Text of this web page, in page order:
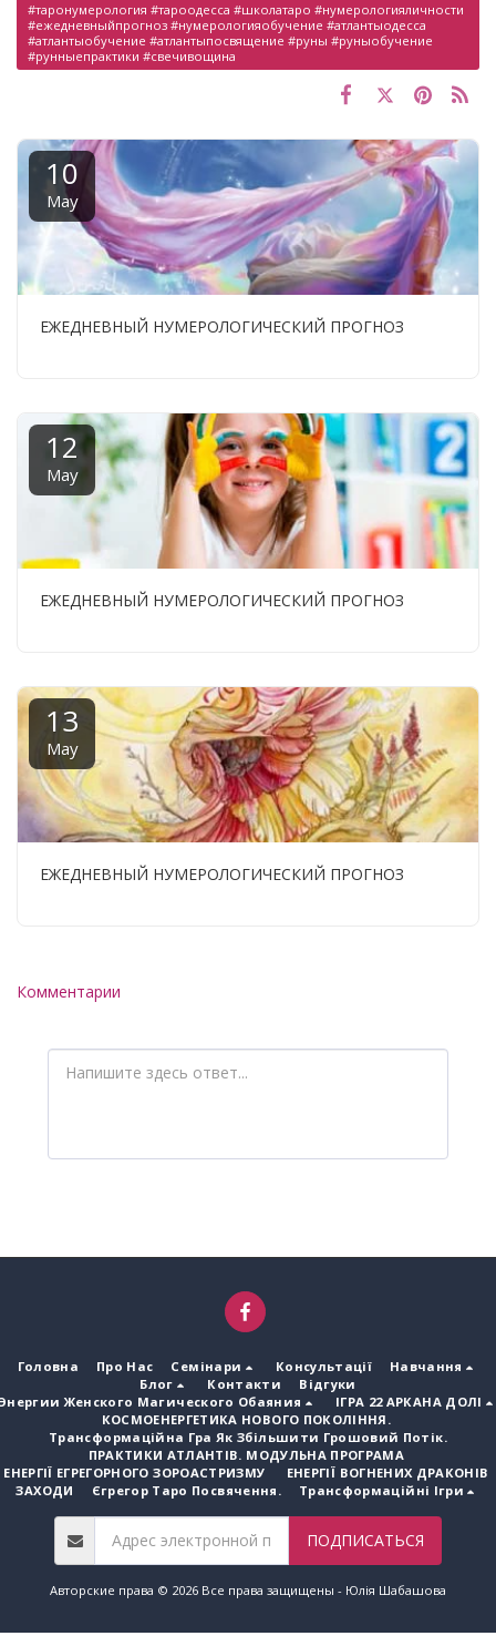
#таронумерология #тароодесса #школатаро #нумерологияличности
#ежедневныйпрогноз #нумерологияобучение #атлантыодесса
#атлантыобучение #атлантыпосвящение #руны #руныобучение
#рунныепрактики #свечивощина
10
May
ЕЖЕДНЕВНЫЙ НУМЕРОЛОГИЧЕСКИЙ ПРОГНОЗ
12
May
ЕЖЕДНЕВНЫЙ НУМЕРОЛОГИЧЕСКИЙ ПРОГНОЗ
13
May
ЕЖЕДНЕВНЫЙ НУМЕРОЛОГИЧЕСКИЙ ПРОГНОЗ
Комментарии
Головна Про Нас Семінари Консультації
Навчання
Блог
Контакти
Відгуки
Женского Магического Обаяния
ІГРА 22 АРКАНА ДОЛІ
КОСМОЕНЕРГЕТИКА НОВОГО ПОКОЛІННЯ.
Трансформаційна Гра Як Збільшити Грошовий Потік.
ПРАКТИКИ АТЛАНТІВ. МОДУЛЬНА ПРОГРАМА
ЕНЕРГІЇ ЕГРЕГОРНОГО ЗОРОАСТРИЗМУ
ЕНЕРГІЇ ВОГНЕНИХ ДРАКОНІВ
ЗАХОДИ
Єгрегор Таро Посвячення. Трансформаційні Ігри
ПОДПИСАТЬСЯ
Авторские права © 2026 Все права защищены - Юлія Шабашова